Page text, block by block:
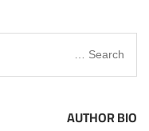
Search
for:
AUTHOR BIO